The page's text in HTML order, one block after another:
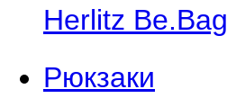
Herlitz Be.Bag
Рюкзаки